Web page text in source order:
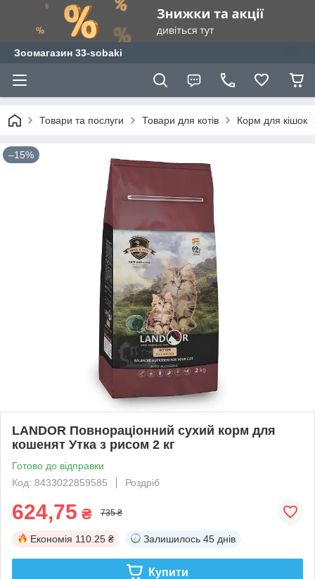
Зоомагазин 33-sobaki
Товари та послуги Товари для котів Корм для кішок
–15%
LANDOR Повнораціонний сухий корм для
кошенят Утка з рисом 2 кг
Готово до відправки
Код: 8433022859585
Роздріб
624,75 ₴ 735 ₴
Економія 110.25 ₴ Залишилось 45 днів
Купити